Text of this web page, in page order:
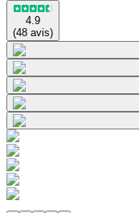
4.9
(48 avis)